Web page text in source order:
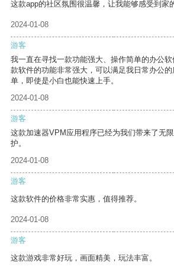
这款app的社区氛围很温馨，让我能够感受到家
2024-01-08
游客
我一直在寻找一款功能强大、操作简单的办公
款软件的功能非常强大，可以满足我日常办公
单，即使是小白也能快速上手。
2024-01-08
游客
这款加速器VPM应用程序已经为我们带来了无
护。
2024-01-08
游客
这款软件的价格非常实惠，值得推荐。
2024-01-08
游客
这款游戏非常好玩，画面精美，玩法丰富。